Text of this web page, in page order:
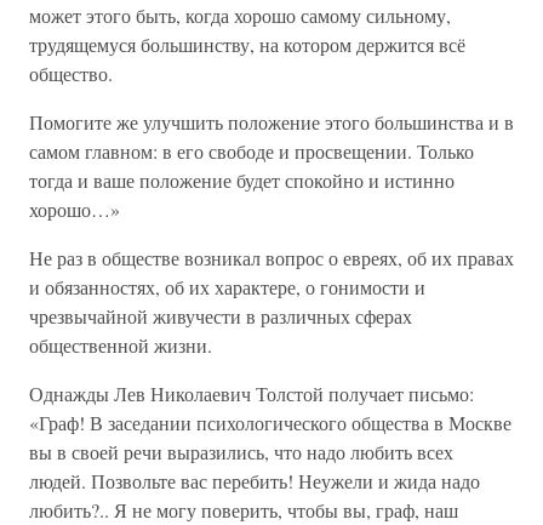
может этого быть, когда хорошо самому сильному,
трудящемуся большинству, на котором держится всё
общество.
Помогите же улучшить положение этого большинства и в
самом главном: в его свободе и просвещении. Только
тогда и ваше положение будет спокойно и истинно
хорошо…»
Не раз в обществе возникал вопрос о евреях, об их правах
и обязанностях, об их характере, о гонимости и
чрезвычайной живучести в различных сферах
общественной жизни.
Однажды Лев Николаевич Толстой получает письмо:
«Граф! В заседании психологического общества в Москве
вы в своей речи выразились, что надо любить всех
людей. Позвольте вас перебить! Неужели и жида надо
любить?.. Я не могу поверить, чтобы вы, граф, наш